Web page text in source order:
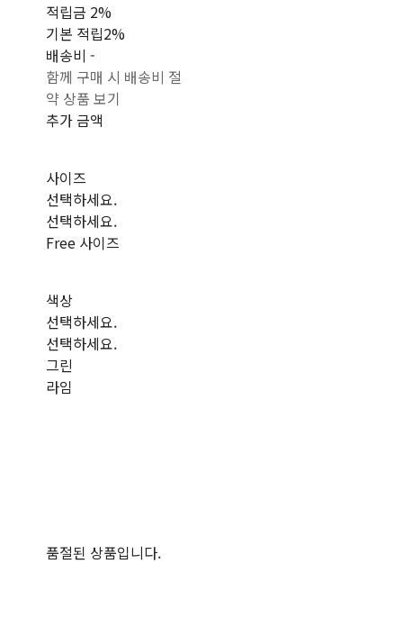
적립금 2%
기본 적립2%
배송비-
함께 구매 시 배송비 절
약 상품 보기
추가 금액
사이즈
선택하세요.
선택하세요.
Free 사이즈
색상
선택하세요.
선택하세요.
그린
라임
품절된 상품입니다.